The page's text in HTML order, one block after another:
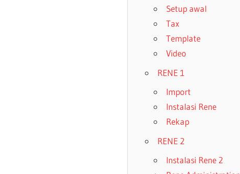
Setup awal
Tax
Template
Video
RENE 1
Import
Instalasi Rene
Rekap
RENE 2
Instalasi Rene 2